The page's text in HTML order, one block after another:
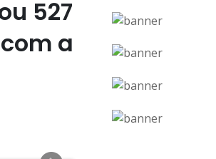
527
a